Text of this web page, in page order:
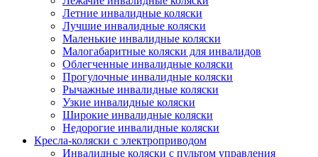
Летние инвалидные коляски
Лучшие инвалидные коляски
Маленькие инвалидные коляски
Малогабаритные коляски для инвалидов
Облегченные инвалидные коляски
Прогулочные инвалидные коляски
Рычажные инвалидные коляски
Узкие инвалидные коляски
Широкие инвалидные коляски
Недорогие инвалидные коляски
Кресла-коляски с электроприводом
Инвалидные коляски с пультом управления